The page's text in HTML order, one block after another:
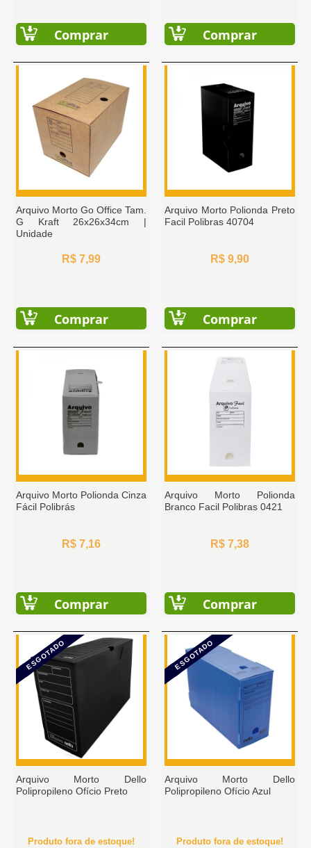
Comprar Comprar
Arquivo Morto Go Office Tam.
G Kraft 26x26x34cm |
Unidade
R$ 7,99
Comprar
Arquivo Morto Polionda Preto
Facil Polibras 40704
R$ 9,90
Comprar
Arquivo Morto Polionda Cinza
Fácil Polibrás
R$ 7,16
Comprar
Arquivo Morto Polionda
Branco Facil Polibras 0421
R$ 7,38
Comprar
ESGOTADO
Arquivo Morto Dello
Polipropileno Ofício Preto
Produto fora de estoque!
ESGOTADO
Arquivo Morto Dello
Polipropileno Ofício Azul
Produto fora de estoque!